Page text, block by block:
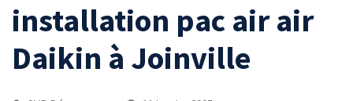
installation pac air air
Daikin à Joinville